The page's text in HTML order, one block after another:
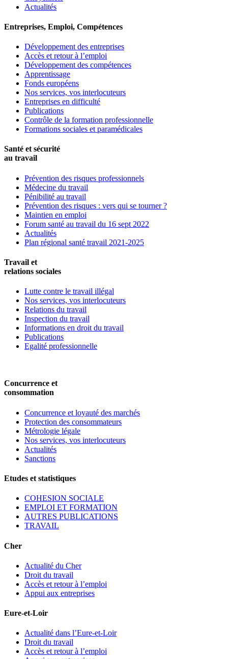
Actualités
Entreprises, Emploi, Compétences
Développement des entreprises
Accès et retour à l’emploi
Développement des compétences
Apprentissage
Fonds européens
Nos services, vos interlocuteurs
Entreprises en difficulté
Publications
Contrôle de la formation professionnelle
Formations sociales et paramédicales
Santé et sécurité
au travail
Prévention des risques professionnels
Médecine du travail
Pénibilité au travail
Prévention des risques : vers qui se tourner ?
Maintien en emploi
Forum santé au travail du 16 sept 2022
Actualités
Plan régional santé travail 2021-2025
Travail et
relations sociales
Lutte contre le travail illégal
Nos services, vos interlocuteurs
Relations du travail
Inspection du travail
Informations en droit du travail
Publications
Egalité professionnelle
Concurrence et
consommation
Concurrence et loyauté des marchés
Protection des consommateurs
Métrologie légale
Nos services, vos interlocuteurs
Actualités
Sanctions
Etudes et statistiques
COHESION SOCIALE
EMPLOI ET FORMATION
AUTRES PUBLICATIONS
TRAVAIL
Cher
Actualité du Cher
Droit du travail
Accès et retour à l’emploi
Appui aux entreprises
Eure-et-Loir
Actualité dans l’Eure-et-Loir
Droit du travail
Accès et retour à l’emploi